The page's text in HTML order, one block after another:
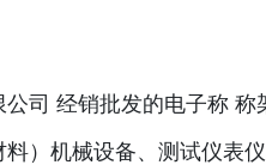
司 经销批发的电子称 称
）机械设备、测试仪表